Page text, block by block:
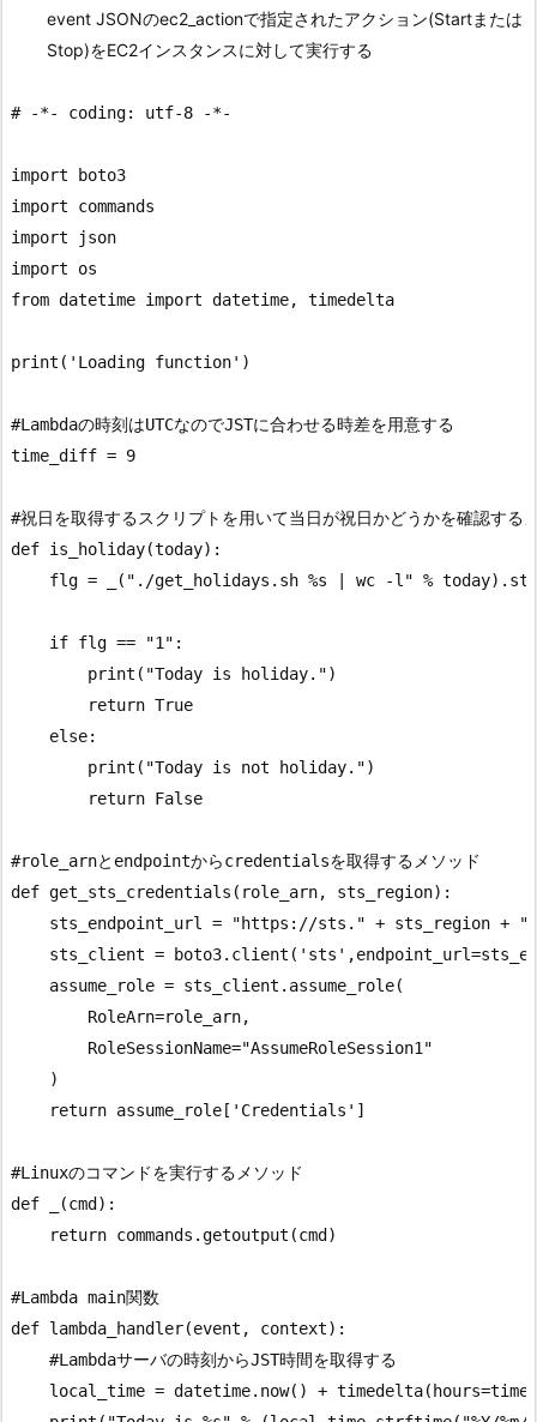
event JSONのec2_actionで指定されたアクション(Startまたは
Stop)をEC2インスタンスに対して実行する
# -*- coding: utf-8 -*-
import boto3
import commands
import json
import os
from datetime import datetime, timedelta
print('Loading function')
#Lambdaの時刻はUTCなのでJSTに合わせる時差を用意する
time_diff = 9
#祝日を取得するスクリプトを用いて当日が祝日かどうかを確認する
def is_holiday(today):
flg = _("./get_holidays.sh %s | wc -l" %
    if flg == "1":
        print("Today is holiday.")
        return True
    else:
        print("Today is not holiday.")
        return False
#role_arnとendpointからcredentialsを取得するメソッド
def get_sts_credentials(role_arn, sts_region):
sts_endpoint_url = "https://sts." + sts_region +
sts_client =
    assume_role = sts_client.assume_role(
        RoleArn=role_arn,
        RoleSessionName="AssumeRoleSession1"
    )
    return assume_role['Credentials']
#Linuxのコマンドを実行するメソッド
def _(cmd):
    return commands.getoutput(cmd)
#Lambda main関数
def lambda_handler(event, context):
    #Lambdaサーバの時刻からJST時間を取得する
local_time = datetime.now() +